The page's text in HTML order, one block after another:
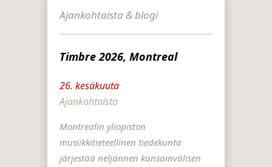
Ajankohtaista & blogi
Timbre 2026, Montreal
26. kesäkuuta
Ajankohtaista
Montrealin yliopiston
musiikkitieteellinen tiedekunta
järjestää neljännen kansainvälisen